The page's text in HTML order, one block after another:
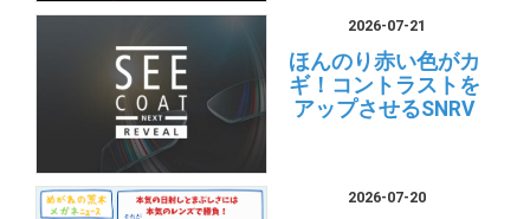
2026-07-21
ほんのり赤い色がカ
ギ！コントラストを
アップさせるSNRV
2026-07-20